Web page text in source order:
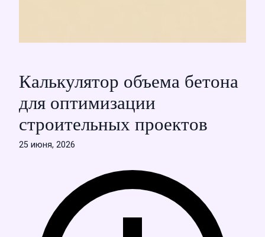
Калькулятор объема бетона
для оптимизации
строительных проектов
25 июня, 2026